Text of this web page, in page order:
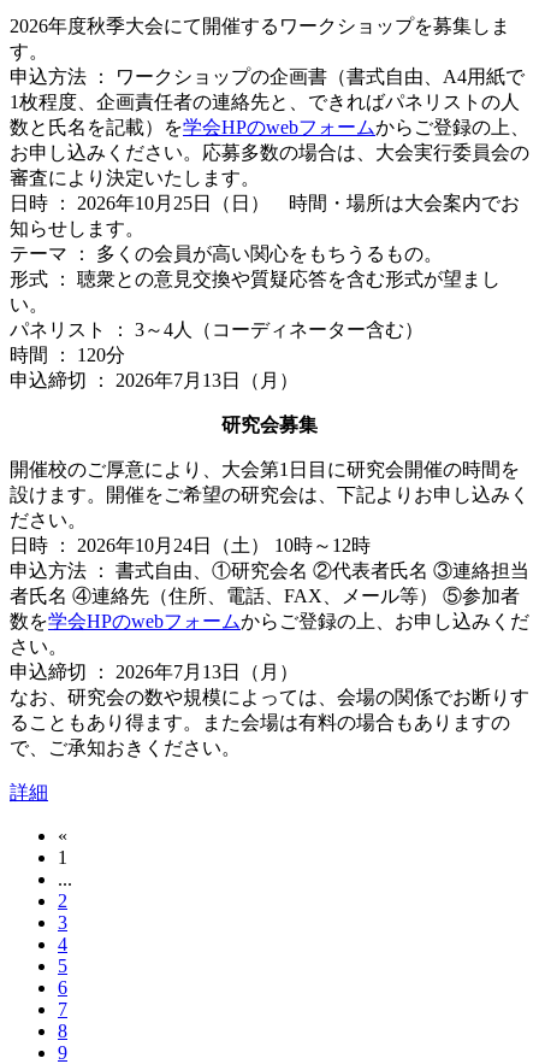
2026年度秋季大会にて開催するワークショップを募集しま
す。
申込方法 ： ワークショップの企画書（書式自由、A4用紙で
1枚程度、企画責任者の連絡先と、できればパネリストの人
数と氏名を記載）を学会HPのwebフォームからご登録の上、
お申し込みください。応募多数の場合は、大会実行委員会の
審査により決定いたします。
日時 ： 2026年10月25日（日） 時間・場所は大会案内でお
知らせします。
テーマ ： 多くの会員が高い関心をもちうるもの。
形式 ： 聴衆との意見交換や質疑応答を含む形式が望まし
い。
パネリスト ： 3～4人（コーディネーター含む）
時間 ： 120分
申込締切 ： 2026年7月13日（月）
研究会募集
開催校のご厚意により、大会第1日目に研究会開催の時間を
設けます。開催をご希望の研究会は、下記よりお申し込みく
ださい。
日時 ： 2026年10月24日（土） 10時～12時
申込方法 ： 書式自由、①研究会名 ②代表者氏名 ③連絡担当
者氏名 ④連絡先（住所、電話、FAX、メール等） ⑤参加者
数を学会HPのwebフォームからご登録の上、お申し込みくだ
さい。
申込締切 ： 2026年7月13日（月）
なお、研究会の数や規模によっては、会場の関係でお断りす
ることもあり得ます。また会場は有料の場合もありますの
で、ご承知おきください。
詳細
«
1
...
2
3
4
5
6
7
8
9